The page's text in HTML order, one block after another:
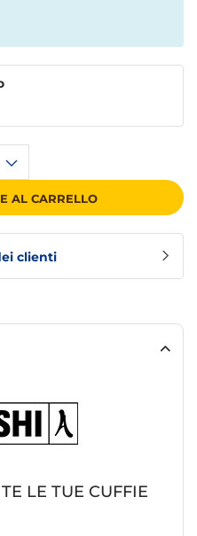
clienti
AL CARRELLO
LE TUE CUFFIE